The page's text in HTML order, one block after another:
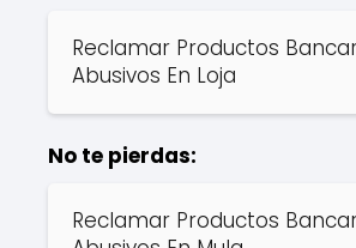
Reclamar Productos
Abusivos En Loja
No te pierdas:
Reclamar Productos